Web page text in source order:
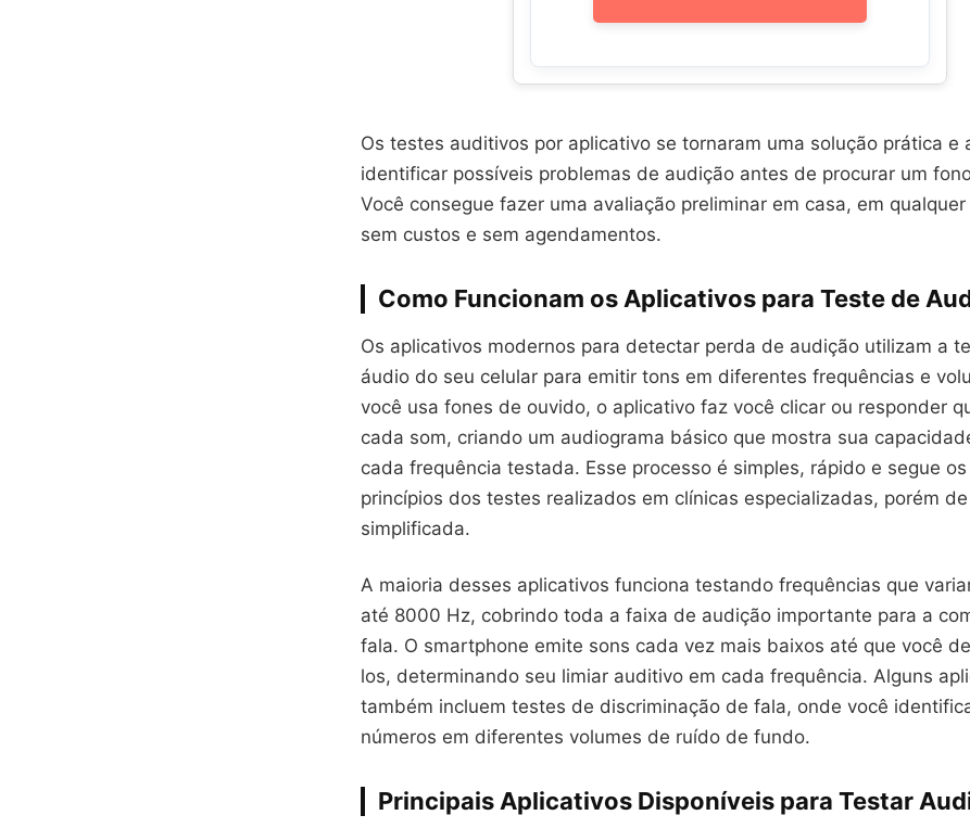
Os testes auditivos por aplicativo se tornaram uma solução prática e
identificar possíveis problemas de audição antes de procurar um
Você consegue fazer uma avaliação preliminar em casa, em
sem custos e sem agendamentos.
Como Funcionam os Aplicativos para Teste de
Os aplicativos modernos para detectar perda de audição utilizam a
áudio do seu celular para emitir tons em diferentes frequências e
você usa fones de ouvido, o aplicativo faz você clicar ou responder
cada som, criando um audiograma básico que mostra sua
cada frequência testada. Esse processo é simples, rápido e segue
princípios dos testes realizados em clínicas especializadas, porém
simplificada.
A maioria desses aplicativos funciona testando frequências que
até 8000 Hz, cobrindo toda a faixa de audição importante para a
fala. O smartphone emite sons cada vez mais baixos até que você
los, determinando seu limiar auditivo em cada frequência. Alguns
também incluem testes de discriminação de fala, onde você
números em diferentes volumes de ruído de fundo.
Principais Aplicativos Disponíveis para Testar